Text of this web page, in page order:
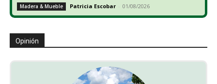
Madera & Mueble Patricia Escobar - 01/08/2026
Opinión